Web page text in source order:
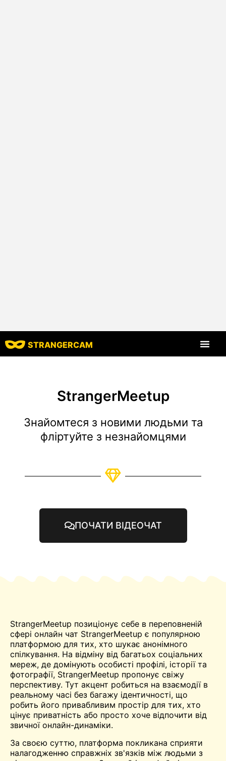
STRANGERCAM
StrangerMeetup
Знайомтеся з новими людьми та
фліртуйте з незнайомцями
ПОЧАТИ ВІДЕОЧАТ
StrangerMeetup позиціонує себе в переповненій
сфері онлайн чат StrangerMeetup є популярною
платформою для тих, хто шукає анонімного
спілкування. На відміну від багатьох соціальних
мереж, де домінують особисті профілі, історії та
фотографії, StrangerMeetup пропонує свіжу
перспективу. Тут акцент робиться на взаємодії в
реальному часі без багажу ідентичності, що
робить його привабливим простір для тих, хто
цінує приватність або просто хоче відпочити від
звичної онлайн-динаміки.
За своєю суттю, платформа покликана сприяти
налагодженню справжніх зв'язків між людьми з